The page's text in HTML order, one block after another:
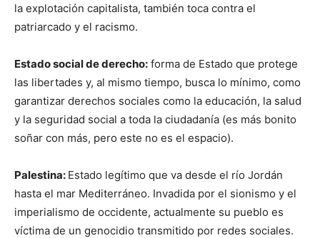
la explotación capitalista, también toca contra el
patriarcado y el racismo.
Estado social de derecho: forma de Estado que protege
las libertades y, al mismo tiempo, busca lo mínimo, como
garantizar derechos sociales como la educación, la salud
y la seguridad social a toda la ciudadanía (es más bonito
soñar con más, pero este no es el espacio).
Palestina: Estado legítimo que va desde el río Jordán
hasta el mar Mediterráneo. Invadida por el sionismo y el
imperialismo de occidente, actualmente su pueblo es
víctima de un genocidio transmitido por redes sociales.